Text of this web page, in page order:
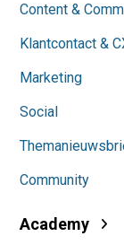
Content &
Klantcontact &
Marketing
Social
Community
Academy